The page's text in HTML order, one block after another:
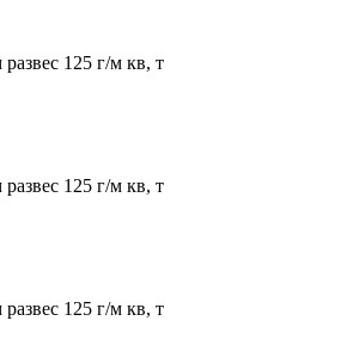
125 г/м кв, т
125 г/м кв, т
125 г/м кв, т